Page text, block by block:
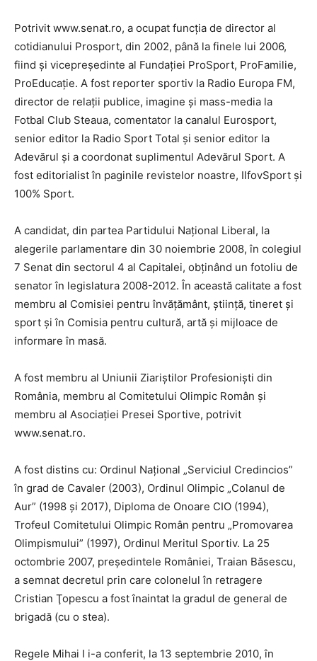
Potrivit www.senat.ro, a ocupat funcţia de director al
cotidianului Prosport, din 2002, până la finele lui 2006,
fiind şi vicepreşedinte al Fundaţiei ProSport, ProFamilie,
ProEducaţie. A fost reporter sportiv la Radio Europa FM,
director de relaţii publice, imagine şi mass-media la
Fotbal Club Steaua, comentator la canalul Eurosport,
senior editor la Radio Sport Total şi senior editor la
Adevărul şi a coordonat suplimentul Adevărul Sport. A
fost editorialist în paginile revistelor noastre, IlfovSport și
100% Sport.
A candidat, din partea Partidului Naţional Liberal, la
alegerile parlamentare din 30 noiembrie 2008, în colegiul
7 Senat din sectorul 4 al Capitalei, obţinând un fotoliu de
senator în legislatura 2008-2012. În această calitate a fost
membru al Comisiei pentru învăţământ, ştiinţă, tineret şi
sport şi în Comisia pentru cultură, artă şi mijloace de
informare în masă.
A fost membru al Uniunii Ziariştilor Profesionişti din
România, membru al Comitetului Olimpic Român şi
membru al Asociaţiei Presei Sportive, potrivit
www.senat.ro.
A fost distins cu: Ordinul Naţional „Serviciul Credincios”
în grad de Cavaler (2003), Ordinul Olimpic „Colanul de
Aur” (1998 şi 2017), Diploma de Onoare CIO (1994),
Trofeul Comitetului Olimpic Român pentru „Promovarea
Olimpismului” (1997), Ordinul Meritul Sportiv. La 25
octombrie 2007, preşedintele României, Traian Băsescu,
a semnat decretul prin care colonelul în retragere
Cristian Ţopescu a fost înaintat la gradul de general de
brigadă (cu o stea).
Regele Mihai I i-a conferit, la 13 septembrie 2010, în